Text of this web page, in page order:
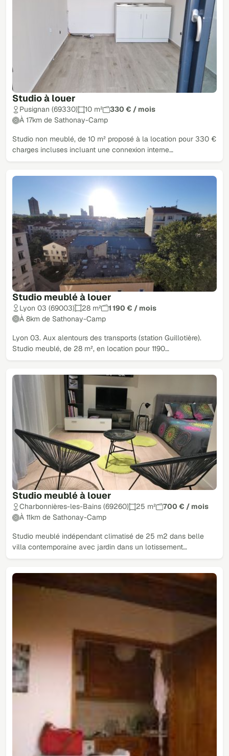
Studio à louer
Pusignan (69330) 10 m²
330 € / mois
À 17km de Sathonay-Camp
Studio non meublé, de 10 m² proposé à la location pour 330 €
charges incluses incluant une connexion interne…
Studio meublé à louer
Lyon 03 (69003) 28 m²
1 190 € / mois
À 8km de Sathonay-Camp
Lyon 03. Aux alentours des transports (station Guillotière).
Studio meublé, de 28 m², en location pour 1190…
Studio meublé à louer
Charbonnières-les-Bains (69260) 25 m²
700 € / mois
À 11km de Sathonay-Camp
Studio meublé indépendant climatisé de 25 m2 dans belle
villa contemporaine avec jardin dans un lotissement…